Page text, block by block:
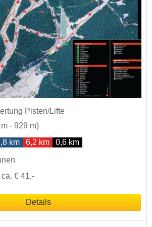
Pisten/Lifte
- 929 m)
km 6,2 km 0,6 km
€ 41,-
Details